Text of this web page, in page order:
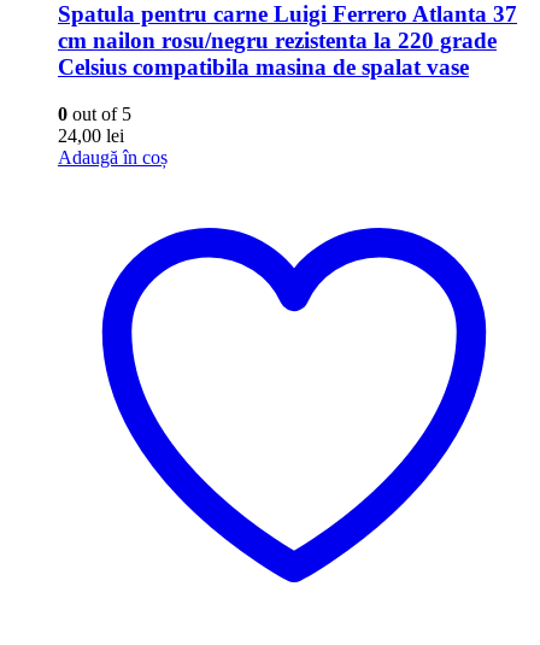
Spatula pentru carne Luigi Ferrero Atlanta 37
cm nailon rosu/negru rezistenta la 220 grade
Celsius compatibila masina de spalat vase
0 out of 5
24,00 lei
Adaugă în coș